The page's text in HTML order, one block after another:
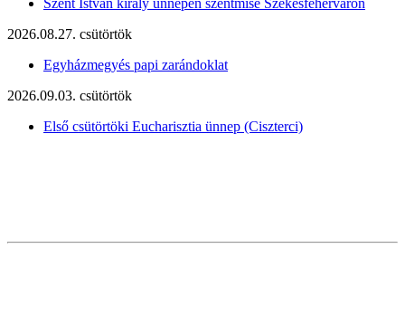
Szent István király ünnepén szentmise Székesfehérváron
2026.08.27. csütörtök
Egyházmegyés papi zarándoklat
2026.09.03. csütörtök
Első csütörtöki Eucharisztia ünnep (Ciszterci)